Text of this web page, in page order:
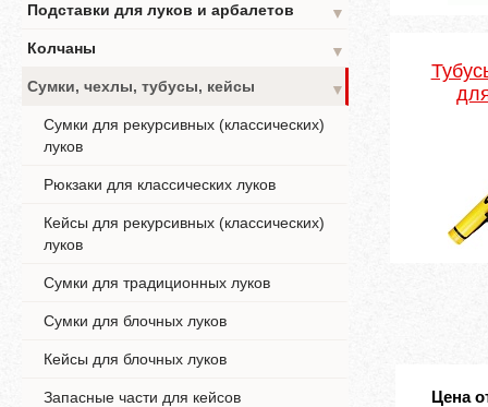
Подставки для луков и арбалетов
▼
Колчаны
▼
Сумки, чехлы, тубусы, кейсы
▼
Сумки для рекурсивных (классических)
луков
Рюкзаки для классических луков
Кейсы для рекурсивных (классических)
луков
Сумки для традиционных луков
Сумки для блочных луков
Кейсы для блочных луков
Запасные части для кейсов Цена